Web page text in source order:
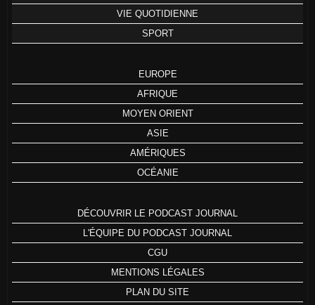
VIE QUOTIDIENNE
SPORT
EUROPE
AFRIQUE
MOYEN ORIENT
ASIE
AMÉRIQUES
OCÉANIE
DÉCOUVRIR LE PODCAST JOURNAL
L'ÉQUIPE DU PODCAST JOURNAL
CGU
MENTIONS LÉGALES
PLAN DU SITE